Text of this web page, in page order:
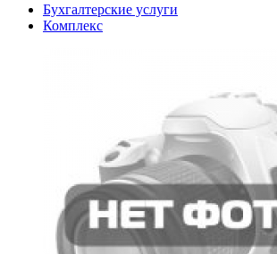
Бухгалтерские услуги
Комплекс